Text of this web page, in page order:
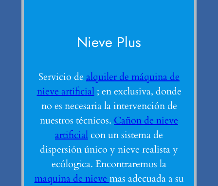
Nieve Plus
Servicio de alquiler de máquina de
nieve artificial; en exclusiva, donde
no es necesaria la intervención de
nuestros técnicos. Cañon de nieve
artificialcon un sistema de
dispersión único y nieve realista y
ecólogica. Encontraremos la
maquina de nieve mas adecuada a su